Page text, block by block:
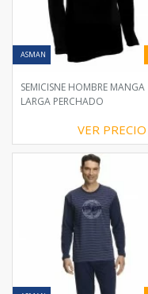
ASMAN
SEMICISNE HOMBRE MANGA
LARGA PERCHADO
VER PRECIO